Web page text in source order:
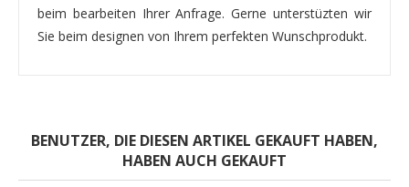
beim bearbeiten Ihrer Anfrage. Gerne unterstüzten wir
Sie beim designen von Ihrem perfekten Wunschprodukt.
BENUTZER, DIE DIESEN ARTIKEL GEKAUFT HABEN,
HABEN AUCH GEKAUFT